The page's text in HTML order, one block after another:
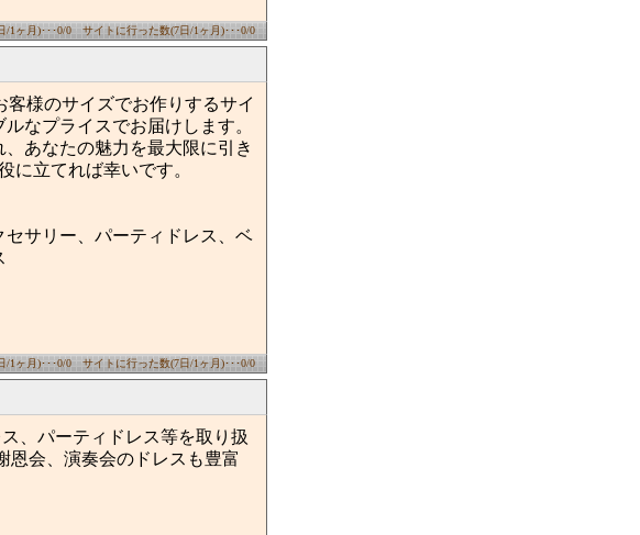
/1ヶ月)･･･0/0 サイトに行った数(7日/1ヶ月)･･･0/0
客様のサイズでお作りするサイ
なプライスでお届けします。
あなたの魅力を最大限に引き
に立てれば幸いです。
サリー、パーティドレス、ベ
/1ヶ月)･･･0/0 サイトに行った数(7日/1ヶ月)･･･0/0
、パーティドレス等を取り扱
会、演奏会のドレスも豊富